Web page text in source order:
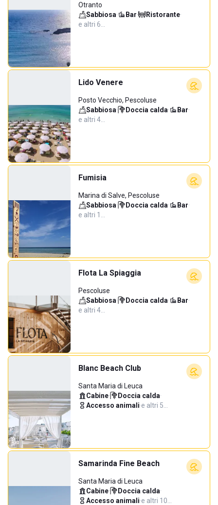
Otranto
Sabbiosa· Bar· Ristorante·
e altri 6…
Lido Venere
Posto Vecchio, Pescoluse
Sabbiosa· Doccia calda· Bar·
e altri 4…
Fumisia
Marina di Salve, Pescoluse
Sabbiosa· Doccia calda· Bar·
e altri 1…
Flota La Spiaggia
Pescoluse
Sabbiosa· Doccia calda· Bar·
e altri 4…
Blanc Beach Club
Santa Maria di Leuca
Cabine· Doccia calda·
Accesso animali·e altri 5…
Samarinda Fine Beach
Santa Maria di Leuca
Cabine· Doccia calda·
Accesso animali·e altri 10…